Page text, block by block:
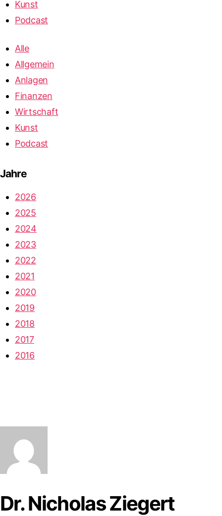
Kunst
Podcast
Alle
Allgemein
Anlagen
Finanzen
Wirtschaft
Kunst
Podcast
Jahre
2026
2025
2024
2023
2022
2021
2020
2019
2018
2017
2016
Dr. Nicholas Ziegert